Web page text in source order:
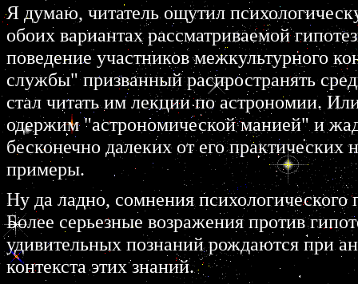
Я думаю, читатель ощутил
обоих вариантах рассматриваемой
поведение участников межкультурного
службы" призванный распространять
стал читать им лекции по астрономии.
одержим "астрономической манией" и
бесконечно далеких от его
примеры.
Ну да ладно, сомнения
Более серьезные возражения против
удивительных познаний рождаются при
контекста этих знаний.